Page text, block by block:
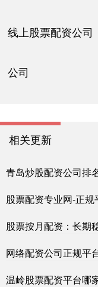
线上股票配资公司
公司
相关更新
青岛炒股配资公司排
股票配资专业网-正规
股票按月配资：长期
网络配资公司正规平
温岭股票配资平台哪